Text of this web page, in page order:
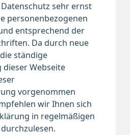
sehr ernst
personenbezogenen
entsprechend der
Da durch neue
ständige
Webseite
vorgenommen
wir Ihnen sich
in regelmäßigen